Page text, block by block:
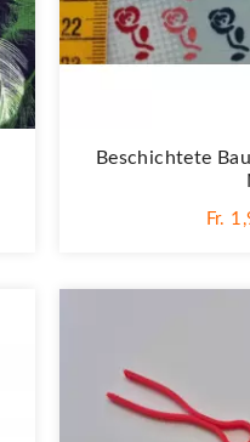
Beschichtete
Fr.